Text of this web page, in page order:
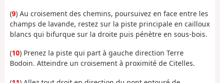
(9) Au croisement des chemins, poursuivez en face entre les
champs de lavande, restez sur la piste principale en cailloux
blancs qui bifurque sur la droite puis pénètre en sous-bois.
(10) Prenez la piste qui part à gauche direction Terre
Bodoin. Atteindre un croisement à proximité de Citelles.